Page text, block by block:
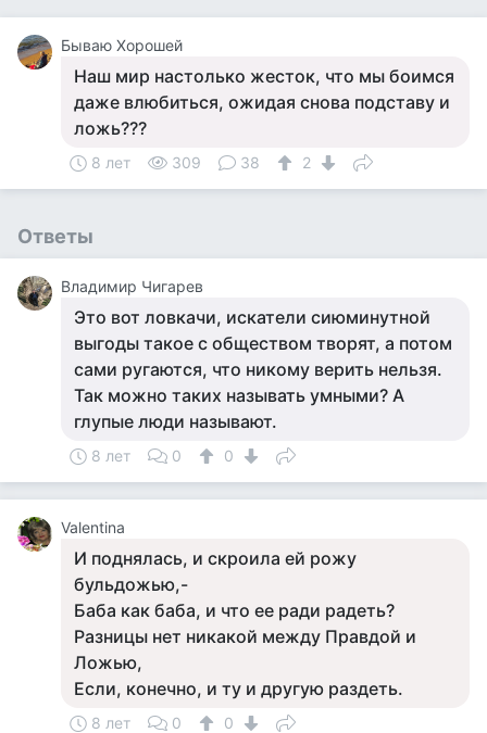
Бываю Хорошей
Наш мир настолько жесток, что мы боимся
даже влюбиться, ожидая снова подставу и
ложь???
8 лет 309 38 2
Ответы
Владимир Чигарев
Это вот ловкачи, искатели сиюминутной
выгоды такое с обществом творят, а потом
сами ругаются, что никому верить нельзя.
Так можно таких называть умными? А
глупые люди называют.
8 лет 0 0
Valentina
И поднялась, и скроила ей рожу
бульдожью,-
Баба как баба, и что ее ради радеть?
Разницы нет никакой между Правдой и
Ложью,
Если, конечно, и ту и другую раздеть.
8 лет 0 0